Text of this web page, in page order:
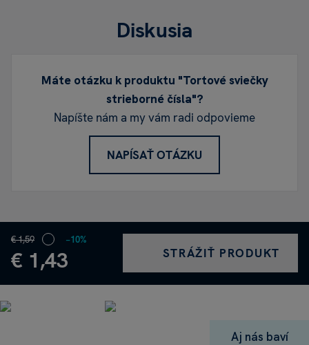
Diskusia
Máte otázku k produktu "Tortové sviečky
strieborné čísla"?
Napíšte nám a my vám radi odpovieme
NAPÍSAŤ OTÁZKU
€ 1,59
€ 1,43
−10%
STRÁŽIŤ PRODUKT
Aj nás baví